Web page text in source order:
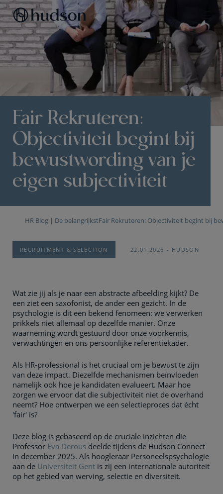
Fair Rekruteren:
Objectiviteit begint bij
bewustwording van je
eigen subjectiviteit
HR Blog | De belangrijkste HR trends & topics
Fair Rekruteren: Objectiviteit begint bij
RECRUITMENT & SELECTION 22.01.2026 HUDSON
Wat zie jij als je naar een abstracte afbeelding kijkt? De
een ziet een saxofonist, de ander een gezicht. In de
psychologie is dit een bekend fenomeen: we verwerken
prikkels niet allemaal op dezelfde manier. Onze
waarneming wordt gestuurd door onze voorkennis,
verwachtingen en ons persoonlijke referentiekader.
Als HR-professional is het cruciaal om je bewust te zijn
van deze impact. Diezelfde mechanismen beïnvloeden
namelijk ook hoe je kandidaten evalueert. Maar hoe
zorgen we ervoor dat die subjectiviteit niet de overhand
neemt? Hoe ontwerpen we een selectieproces dat écht
'fair' is?
Deze blog is gebaseerd op de cruciale inzichten die
Professor Eva Derous deelde tijdens de Hudson Connect
in december 2025. Als hoogleraar Personeelspsychologie
aan de Universiteit Gent is zij een internationale autoriteit
op het gebied van werving, selectie en diversiteit.